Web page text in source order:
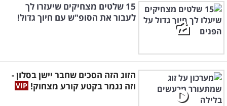
15 שלטים מצחיקים שיעזרו לך
לעבור את הסופ"ש עם חיוך גדול!
הזוג הזה הסכים שחבר יישן בסלון -
וזה נגמר בקטע קורע מצחוק!